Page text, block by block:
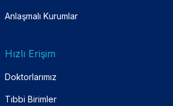
Anlaşmalı Kurumlar
Hızlı Erişim
Doktorlarımız
Tıbbi Birimler